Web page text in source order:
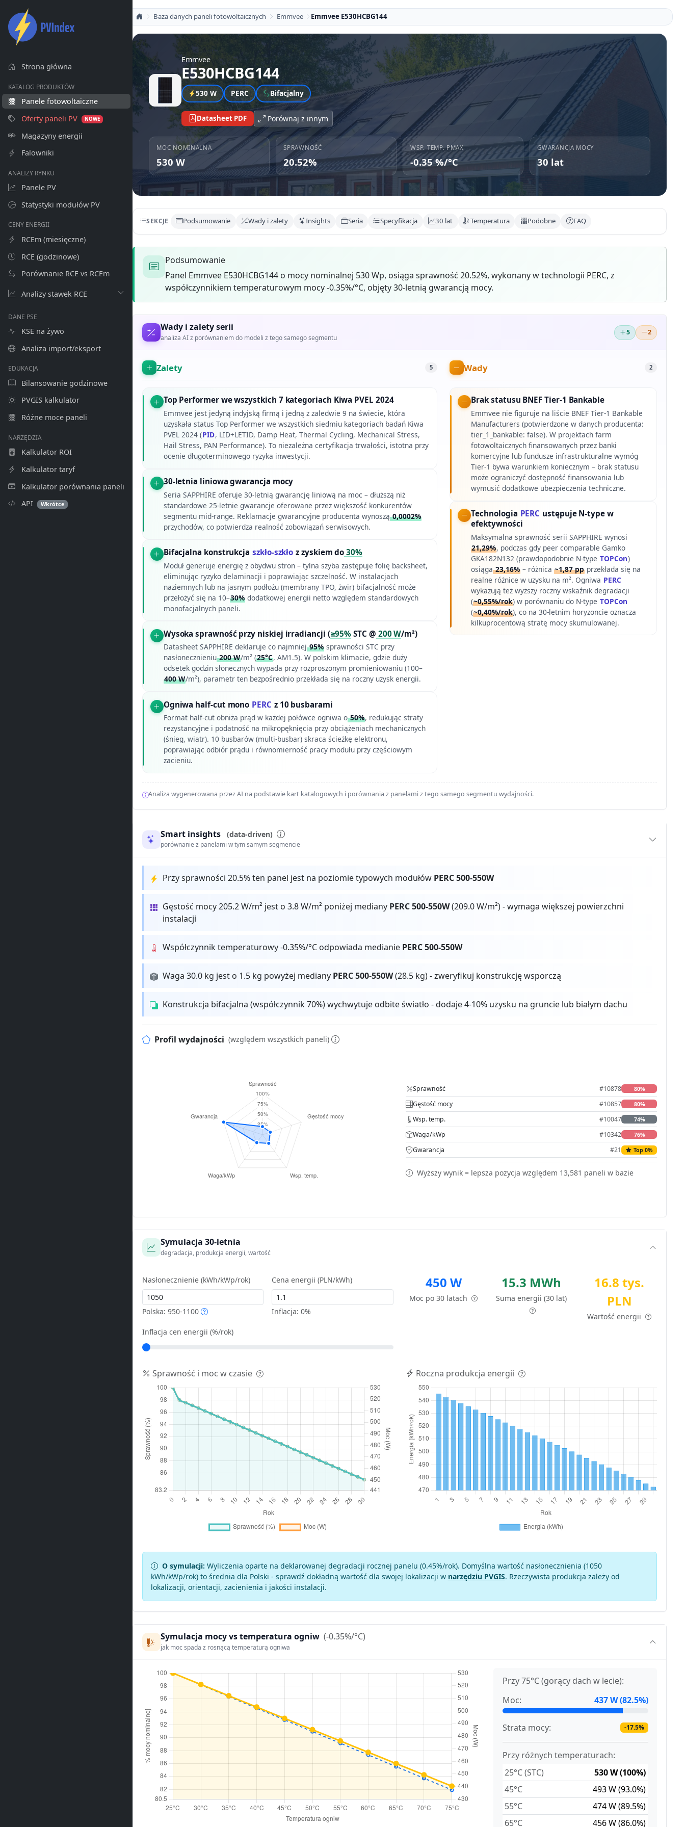
Strona główna
KATALOG PRODUKTÓW
Panele fotowoltaiczne
Oferty paneli PV
NOWE
Magazyny energii
Falowniki
ANALIZY RYNKU
Panele PV
Statystyki modułów PV
CENY ENERGII
RCEm (miesięczne)
RCE (godzinowe)
Porównanie RCE vs RCEm
Analizy stawek RCE
DANE PSE
KSE na żywo
Analiza import/eksport
EDUKACJA
Bilansowanie godzinowe
PVGIS kalkulator
Różne moce paneli
NARZĘDZIA
Kalkulator ROI
Kalkulator taryf
Kalkulator porównania paneli
API
Wkrótce
Baza danych paneli fotowoltaicznych Emmvee Emmvee E530HCBG144
Emmvee
E530HCBG144
530 W PERC Bifacjalny
Datasheet PDF Porównaj z innym
MOC NOMINALNA
530 W
SPRAWNOŚĆ
20.52%
WSP. TEMP. PMAX
-0.35 %/°C
GWARANCJA MOCY
30 lat
SEKCJE Podsumowanie Wady i zalety Insights Seria Specyfikacja 30 lat Temperatura Podobne FAQ
Podsumowanie
Panel Emmvee E530HCBG144 o mocy nominalnej 530 Wp, osiąga sprawność 20.52%, wykonany w technologii PERC, z
współczynnikiem temperaturowym mocy -0.35%/°C, objęty 30-letnią gwarancją mocy.
Wady i zalety serii
analiza AI z porównaniem do modeli z tego samego segmentu
5 2
Zalety 5
Top Performer we wszystkich 7 kategoriach Kiwa PVEL 2024
Emmvee jest jedyną indyjską firmą i jedną z zaledwie 9 na świecie, która
uzyskała status Top Performer we wszystkich siedmiu kategoriach badań Kiwa
PVEL 2024 (PID, LID+LETID, Damp Heat, Thermal Cycling, Mechanical Stress,
Hail Stress, PAN Performance). To niezależna certyfikacja trwałości, istotna przy
ocenie długoterminowego ryzyka inwestycji.
30-letnia liniowa gwarancja mocy
Seria SAPPHIRE oferuje 30-letnią gwarancję liniową na moc – dłuższą niż
standardowe 25-letnie gwarancje oferowane przez większość konkurentów
segmentu mid-range. Reklamacje gwarancyjne producenta wynoszą0,0002%
przychodów, co potwierdza realność zobowiązań serwisowych.
Bifacjalna konstrukcja szkło-szkło z zyskiem do 30%
Moduł generuje energię z obydwu stron – tylna szyba zastępuje folię backsheet,
eliminując ryzyko delaminacji i poprawiając szczelność. W instalacjach
naziemnych lub na jasnym podłożu (membrany TPO, żwir) bifacjalność może
przełożyć się na 10–30%dodatkowej energii netto względem standardowych
monofacjalnych paneli.
Wysoka sprawność przy niskiej irradiancji (≥95% STC @ 200 W/m²)
Datasheet SAPPHIRE deklaruje co najmniej95%sprawności STC przy
nasłonecznieniu200 W/m² (25°C, AM1.5). W polskim klimacie, gdzie duży
odsetek godzin słonecznych wypada przy rozproszonym promieniowaniu (100–
400 W/m²), parametr ten bezpośrednio przekłada się na roczny uzysk energii.
Ogniwa half-cut mono PERC z 10 busbarami
Format half-cut obniża prąd w każdej połówce ogniwa o50%, redukując straty
rezystancyjne i podatność na mikropęknięcia przy obciążeniach mechanicznych
(śnieg, wiatr). 10 busbarów (multi-busbar) skraca ścieżkę elektronu,
poprawiając odbiór prądu i równomierność pracy modułu przy częściowym
zacieniu.
Wady 2
Brak statusu BNEF Tier-1 Bankable
Emmvee nie figuruje na liście BNEF Tier-1 Bankable
Manufacturers (potwierdzone w danych producenta:
tier_1_bankable: false). W projektach farm
fotowoltaicznych finansowanych przez banki
komercyjne lub fundusze infrastrukturalne wymóg
Tier-1 bywa warunkiem koniecznym – brak statusu
może ograniczyć dostępność finansowania lub
wymusić dodatkowe ubezpieczenia techniczne.
Technologia PERC ustępuje N-type w
efektywności
Maksymalna sprawność serii SAPPHIRE wynosi
21,29%, podczas gdy peer comparable Gamko
GKA182N132 (prawdopodobnie N-type TOPCon)
osiąga23,16% – różnica~1,87 pp przekłada się na
realne różnice w uzysku na m². Ogniwa PERC
wykazują też wyższy roczny wskaźnik degradacji
(~0,55%/rok) w porównaniu do N-type TOPCon
(~0,40%/rok), co na 30-letnim horyzoncie oznacza
kilkuprocentową stratę mocy skumulowanej.
Analiza wygenerowana przez AI na podstawie kart katalogowych i porównania z panelami z tego samego segmentu wydajności.
Smart insights (data-driven)
porównanie z panelami w tym samym segmencie
Przy sprawności 20.5% ten panel jest na poziomie typowych modułów PERC 500-550W
Gęstość mocy 205.2 W/m² jest o 3.8 W/m² poniżej mediany PERC 500-550W(209.0 W/m²) - wymaga większej powierzchni
instalacji
Współczynnik temperaturowy -0.35%/°C odpowiada medianie PERC 500-550W
Waga 30.0 kg jest o 1.5 kg powyżej mediany PERC 500-550W(28.5 kg) - zweryfikuj konstrukcję wsporczą
Konstrukcja bifacjalna (współczynnik 70%) wychwytuje odbite światło - dodaje 4-10% uzysku na gruncie lub białym dachu
Profil wydajności (względem wszystkich paneli)
Sprawność #10878 80%
Gęstość mocy #10857 80%
Wsp. temp. #10047 74%
Waga/kWp #10342 76%
Gwarancja #21 Top 0%
Wyższy wynik = lepsza pozycja względem 13,581 paneli w bazie
Symulacja 30-letnia
degradacja, produkcja energii, wartość
Nasłonecznienie (kWh/kWp/rok)
Polska: 950-1100
Cena energii (PLN/kWh)
Inflacja:0%
Inflacja cen energii (%/rok)
450 W
Moc po 30 latach
15.3 MWh
Suma energii (30 lat)
16.8 tys.
PLN
Wartość energii
Sprawność i moc w czasie Roczna produkcja energii
O symulacji: Wyliczenia oparte na deklarowanej degradacji rocznej panelu (0.45%/rok). Domyślna wartość nasłonecznienia (1050
kWh/kWp/rok) to średnia dla Polski - sprawdź dokładną wartość dla swojej lokalizacji w narzędziu PVGIS. Rzeczywista produkcja zależy od
lokalizacji, orientacji, zacienienia i jakości instalacji.
Symulacja mocy vs temperatura ogniw (-0.35%/°C)
jak moc spada z rosnącą temperaturą ogniwa
Przy 75°C (gorący dach w lecie):
Moc:
437 W (82.5%)
Strata mocy: -17.5%
Przy różnych temperaturach:
25°C (STC)
530 W (100%)
45°C
493 W (93.0%)
55°C
474 W (89.5%)
65°C
456 W (86.0%)